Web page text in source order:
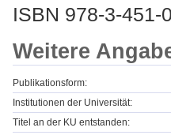
ISBN 978-3-451-
Weitere
Publikationsform:
Institutionen der Universität:
Titel an der KU entstanden: